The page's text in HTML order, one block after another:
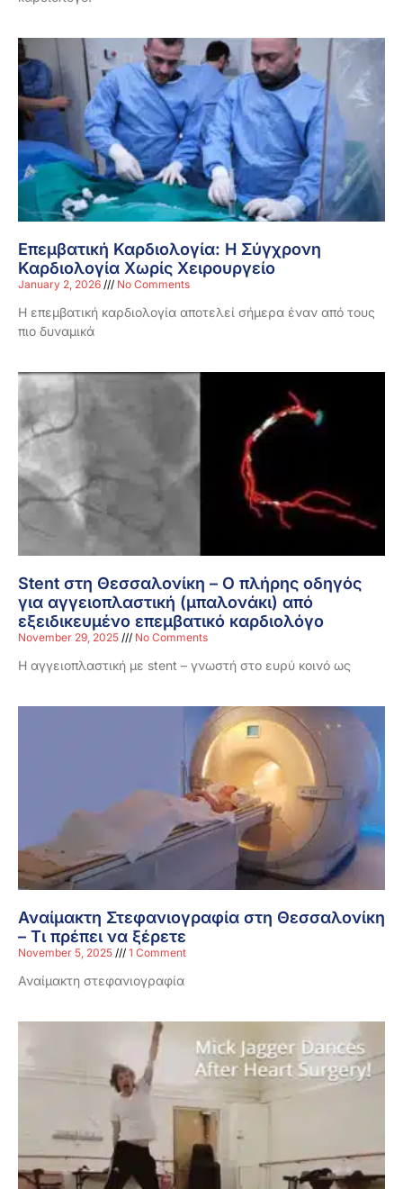
Επεμβατική Καρδιολογία: Η Σύγχρονη
Καρδιολογία Χωρίς Χειρουργείο
January 2, 2026 No Comments
Η επεμβατική καρδιολογία αποτελεί σήμερα έναν από τους
πιο δυναμικά
Stent στη Θεσσαλονίκη – Ο πλήρης οδηγός
για αγγειοπλαστική (μπαλονάκι) από
εξειδικευμένο επεμβατικό καρδιολόγο
November 29, 2025 No Comments
Η αγγειοπλαστική με stent – γνωστή στο ευρύ κοινό ως
Αναίμακτη Στεφανιογραφία στη Θεσσαλονίκη
– Τι πρέπει να ξέρετε
November 5, 2025 1 Comment
Αναίμακτη στεφανιογραφία